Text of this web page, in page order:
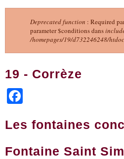
Message
Deprecated function : Required
parameter $conditions dans
/homepages/19/d732246248/
19 - Corrèze
Les fontaines
Fontaine Saint